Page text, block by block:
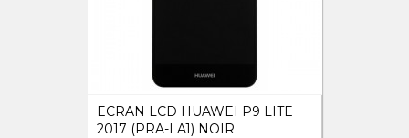
ECRAN LCD HUAWEI P9 LITE
2017 (PRA-LA1) NOIR